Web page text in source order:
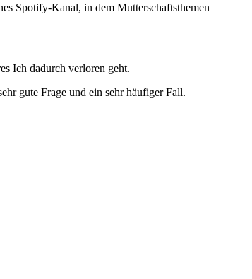
Spotify-Kanal, in dem Mutterschaftsthemen
Ich dadurch verloren geht.
gute Frage und ein sehr häufiger Fall.